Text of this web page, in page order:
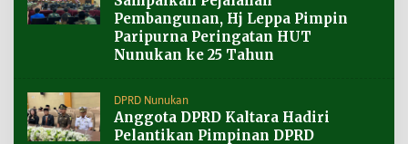
Pembangunan, Hj Leppa Pimpin
Paripurna Peringatan HUT
Nunukan ke 25 Tahun
DPRD Nunukan
Anggota DPRD Kaltara Hadiri
Pelantikan Pimpinan DPRD